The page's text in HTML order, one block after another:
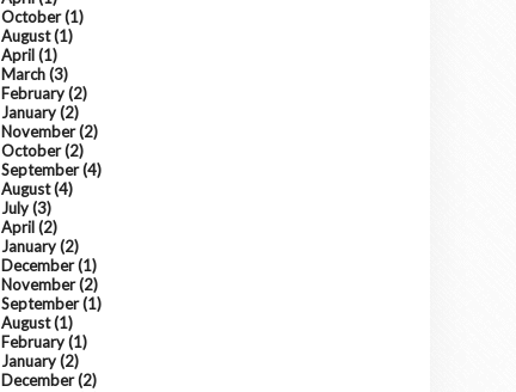
October(1)
August(1)
April(1)
March(3)
February(2)
January(2)
November(2)
October(2)
September(4)
August(4)
July(3)
April(2)
January(2)
December(1)
November(2)
September(1)
August(1)
February(1)
January(2)
December(2)